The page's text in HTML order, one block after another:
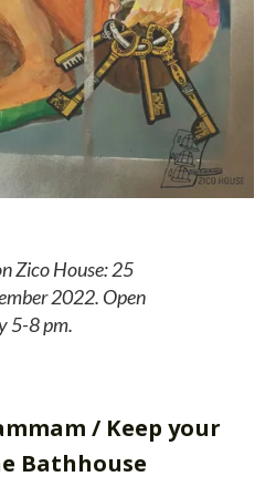
Zico House: 25
2022. Open
5-8 pm.
/ Keep your
Bathhouse